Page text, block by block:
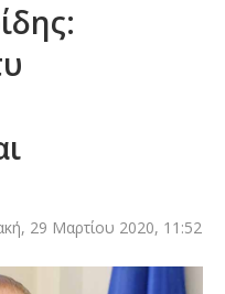
29 Μαρτίου 2020, 11:52